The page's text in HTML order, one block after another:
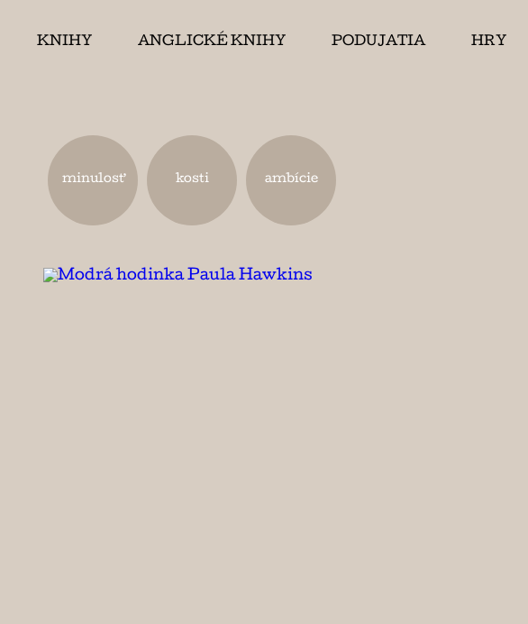
KNIHY ANGLICKÉ KNIHY PODUJATIA HRY
minulosť kosti ambície